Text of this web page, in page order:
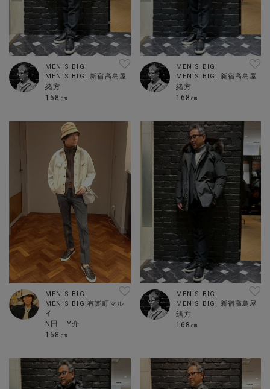
MEN'S BIGI
MEN’S BIGI 新宿高島屋
緒方
168㎝
MEN'S BIGI
MEN’S BIGI 新宿高島屋
緒方
168㎝
MEN'S BIGI
MEN’S BIGI有楽町マル
イ
N田 Y介
168㎝
MEN'S BIGI
MEN’S BIGI 新宿高島屋
緒方
168㎝